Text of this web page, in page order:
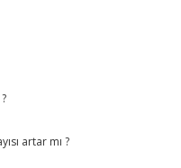
artar mı ?